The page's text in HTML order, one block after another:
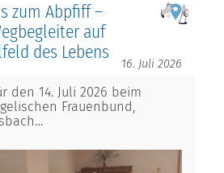
zum Abpfiff –
auf
des Lebens
16. Juli 2026
den 14. Juli 2026 beim
Frauenbund,